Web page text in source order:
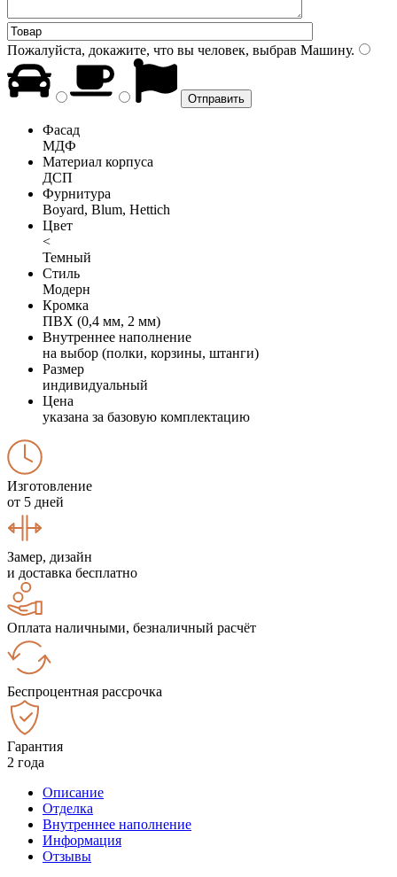
Пожалуйста, докажите, что вы человек, выбрав Машину.
Фасад
МДФ
Материал корпуса
ДСП
Фурнитура
Boyard, Blum, Hettich
Цвет
<
Темный
Стиль
Модерн
Кромка
ПВХ (0,4 мм, 2 мм)
Внутреннее наполнение
на выбор (полки, корзины, штанги)
Размер
индивидуальный
Цена
указана за базовую комплектацию
Изготовление
от 5 дней
Замер, дизайн
и доставка бесплатно
Оплата наличными, безналичный расчёт
Беспроцентная рассрочка
Гарантия
2 года
Описание
Отделка
Внутреннее наполнение
Информация
Отзывы